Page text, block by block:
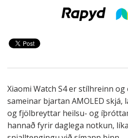
Xiaomi Watch S4 er stílhreinn
sameinar bjartan AMOLED
og fjölbreyttar heilsu- og
hannað fyrir daglega notkun,